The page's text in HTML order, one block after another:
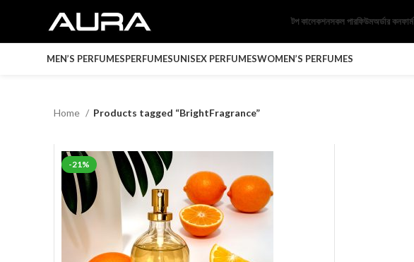
টপ কালেকশনসকল পারফিউমঅর্ডার কনফার্ম
MEN’S PERFUMESPERFUMESUNISEX PERFUMESWOMEN’S PERFUMES
Home Products tagged “BrightFragrance”
-21%